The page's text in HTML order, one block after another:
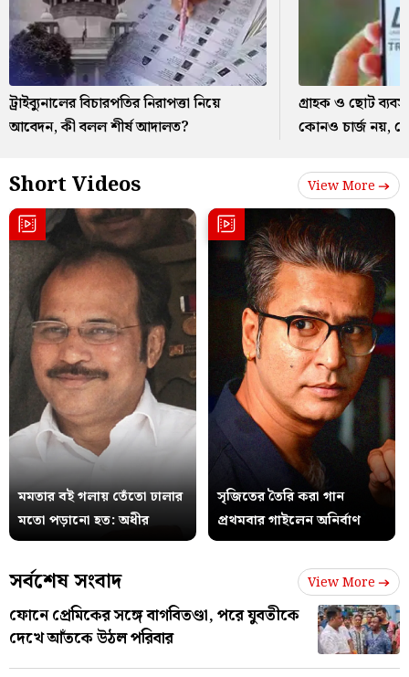
ট্রাইব্যুনালের বিচারপতির নিরাপত্তা নিয়ে
আবেদন, কী বলল শীর্ষ আদালত?
গ্রাহক ও ছোট
কোনও চার্জ নয়,
Short Videos View More
মমতার বই গলায় তেঁতো ঢালার
মতো পড়ানো হত: অধীর
সৃজিতের তৈরি করা গান
প্রথমবার গাইলেন অনির্বাণ
সর্বশেষ সংবাদ View More
ফোনে প্রেমিকের সঙ্গে বাগবিতণ্ডা, পরে যুবতীকে
দেখে আঁতকে উঠল পরিবার